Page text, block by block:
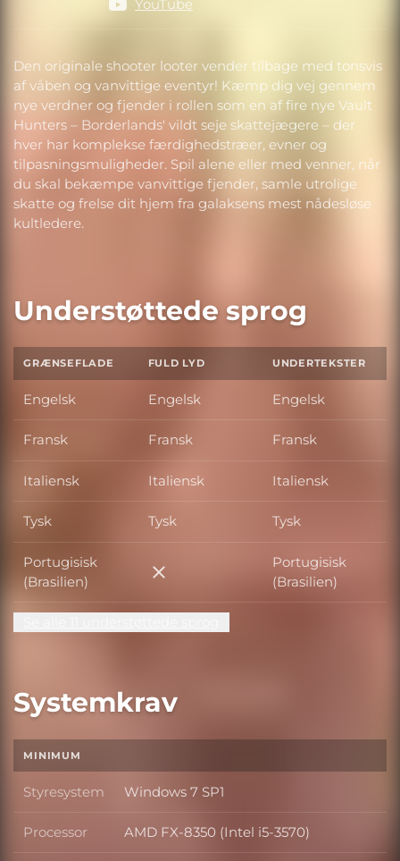
Den originale shooter looter vender tilbage med tonsvis
af våben og vanvittige eventyr! Kæmp dig vej gennem
nye verdner og fjender i rollen som en af fire nye Vault
Hunters – Borderlands' vildt seje skattejægere – der
hver har komplekse færdighedstræer, evner og
tilpasningsmuligheder. Spil alene eller med venner, når
du skal bekæmpe vanvittige fjender, samle utrolige
skatte og frelse dit hjem fra galaksens mest nådesløse
kultledere.
YouTube
Understøttede sprog
GRÆNSEFLADE FULD LYD UNDERTEKSTER
Engelsk Engelsk Engelsk
Fransk Fransk Fransk
Italiensk Italiensk Italiensk
Tysk Tysk Tysk
Portugisisk
(Brasilien)
Portugisisk (Brasilien)
Portugisisk
(Brasilien)
Systemkrav
MINIMUM
Styresystem Styresystem
Windows 7 SP1
Processor Processor
AMD FX-8350 (Intel i5-3570)